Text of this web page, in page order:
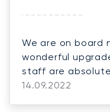
We are on board
wonderful
staff are
14.09.2022